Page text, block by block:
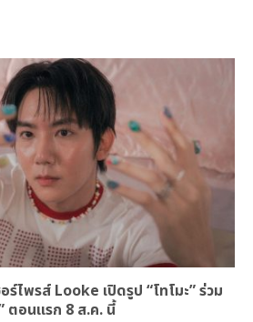
ร์ไพรส์ Looke เปิดรูป “โทโมะ” ร่วม
ตอนแรก 8 ส.ค. นี้